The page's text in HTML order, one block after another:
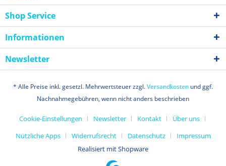
Shop Service
Informationen
Newsletter
* Alle Preise inkl. gesetzl. Mehrwertsteuer zzgl.Versandkosten und ggf.
Nachnahmegebühren, wenn nicht anders beschrieben
Cookie-Einstellungen Newsletter Kontakt
Über uns
Nützliche Apps
Widerrufsrecht Datenschutz
Impressum
Realisiert mit Shopware